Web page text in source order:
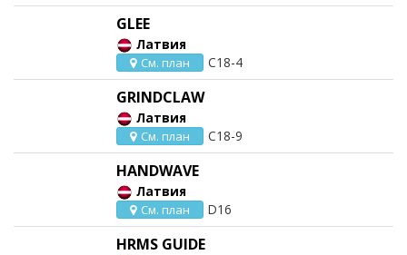
GLEE
Латвия
См. план C18-4
GRINDCLAW
Латвия
См. план C18-9
HANDWAVE
Латвия
См. план D16
HRMS GUIDE